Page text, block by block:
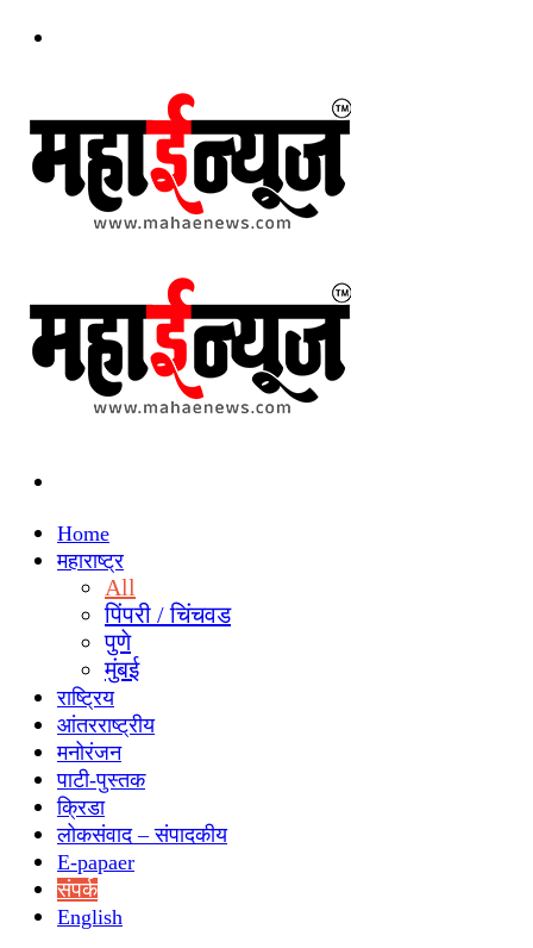
Home
महाराष्ट्र
All
पिंपरी / चिंचवड
पुणे
मुंबई
राष्ट्रिय
आंतरराष्ट्रीय
मनोरंजन
पाटी-पुस्तक
क्रिडा
लोकसंवाद – संपादकीय
E-papaer
संपर्क
English